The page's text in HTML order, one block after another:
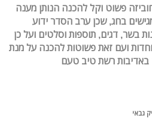
פשוט וקל להכנה הנותן מענה
בחג, שכן ערב הסדר ידוע
בשר, דגים, תוספות וסלטים ועל כן
ועם זאת פשוטות להכנה על מנת
באדיבות רשת טיב טעם
גבאי